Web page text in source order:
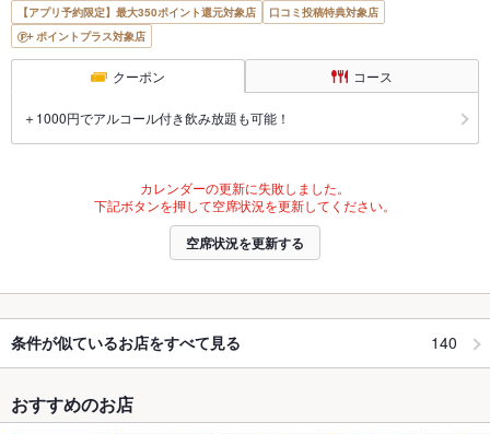
【アプリ予約限定】最大350ポイント還元対象店
口コミ投稿特典対象店
ポイントプラス対象店
クーポン コース
＋1000円でアルコール付き飲み放題も可能！
カレンダーの更新に失敗しました。
下記ボタンを押して空席状況を更新してください。
空席状況を更新する
条件が似ているお店をすべて見る 140
おすすめのお店